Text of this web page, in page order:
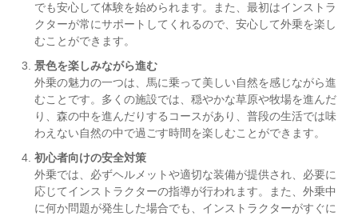
でも安心して体験を始められます。また、最初はインストラ
クターが常にサポートしてくれるので、安心して外乗を楽し
むことができます。
景色を楽しみながら進む
外乗の魅力の一つは、馬に乗って美しい自然を感じながら進
むことです。多くの施設では、穏やかな草原や牧場を進んだ
り、森の中を進んだりするコースがあり、普段の生活では味
わえない自然の中で過ごす時間を楽しむことができます。
初心者向けの安全対策
外乗では、必ずヘルメットや適切な装備が提供され、必要に
応じてインストラクターの指導が行われます。また、外乗中
に何か問題が発生した場合でも、インストラクターがすぐに